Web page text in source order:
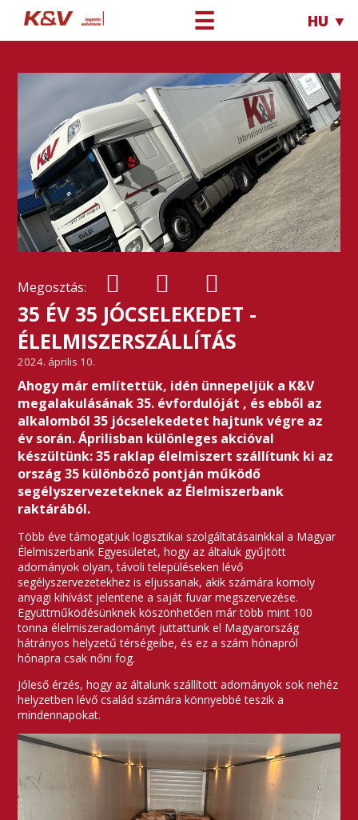
☰ HU ▼
Megosztás:
35 ÉV 35 JÓCSELEKEDET -
ÉLELMISZERSZÁLLÍTÁS
2024. április 10.
Ahogy már említettük, idén ünnepeljük a K&V
megalakulásának 35. évfordulóját , és ebből az
alkalomból 35 jócselekedetet hajtunk végre az
év során. Áprilisban különleges akcióval
készültünk: 35 raklap élelmiszert szállítunk ki az
ország 35 különböző pontján működő
segélyszervezeteknek az Élelmiszerbank
raktárából.
Több éve támogatjuk logisztikai szolgáltatásainkkal a Magyar
Élelmiszerbank Egyesületet, hogy az általuk gyűjtött
adományok olyan, távoli településeken lévő
segélyszervezetekhez is eljussanak, akik számára komoly
anyagi kihívást jelentene a saját fuvar megszervezése.
Együttműködésünknek köszönhetően már több mint 100
tonna élelmiszeradományt juttattunk el Magyarország
hátrányos helyzetű térségeibe, és ez a szám hónapról
hónapra csak nőni fog.
Jóleső érzés, hogy az általunk szállított adományok sok nehéz
helyzetben lévő család számára könnyebbé teszik a
mindennapokat.